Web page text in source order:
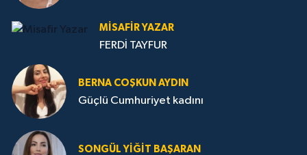
MISAFIR YAZAR
FERDİ TAYFUR
BERNA COŞKUN AYDIN
Güçlü Cumhuriyet kadını
SONGÜL YIĞIT BAŞARAN